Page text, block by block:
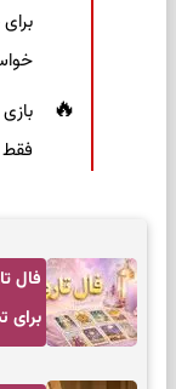
فقط ۱۵ ثانیه برای پیداکردنش وقت دارید
برای